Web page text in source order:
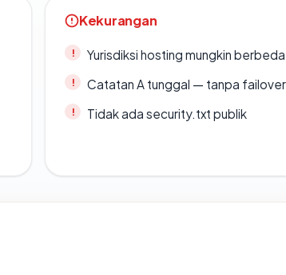
Kekurangan
Yurisdiksi hosting mungkin
Catatan A tunggal — tanpa failover
Tidak ada security.txt publik